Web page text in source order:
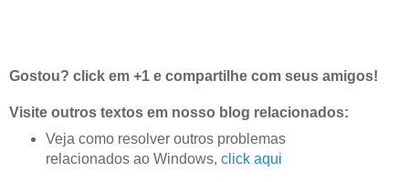
Gostou? click em +1 e compartilhe com seus amigos!
Visite outros textos em nosso blog relacionados:
Veja como resolver outros problemas
relacionados ao Windows, click aqui